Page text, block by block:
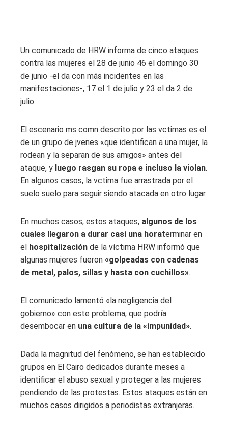
Un comunicado de HRW informa de cinco ataques
contra las mujeres el 28 de junio 46 el domingo 30
de junio -el da con más incidentes en las
manifestaciones-, 17 el 1 de julio y 23 el da 2 de
julio.
El escenario ms comn descrito por las vctimas es el
de un grupo de jvenes «que identifican a una mujer, la
rodean y la separan de sus amigos» antes del
ataque, y luego rasgan su ropa e incluso la violan.
En algunos casos, la vctima fue arrastrada por el
suelo suelo para seguir siendo atacada en otro lugar.
En muchos casos, estos ataques, algunos de los
cuales llegaron a durar casi una horaterminar en
el
hospitalización de la víctima HRW informó que
algunas mujeres fueron «golpeadas con cadenas
de metal, palos, sillas y hasta con cuchillos».
El comunicado lamentó «la negligencia del
gobierno» con este problema, que podría
desembocar en una cultura de la «impunidad».
Dada la magnitud del fenómeno, se han establecido
grupos en El Cairo dedicados durante meses a
identificar el abuso sexual y proteger a las mujeres
pendiendo de las protestas. Estos ataques están en
muchos casos dirigidos a periodistas extranjeras.